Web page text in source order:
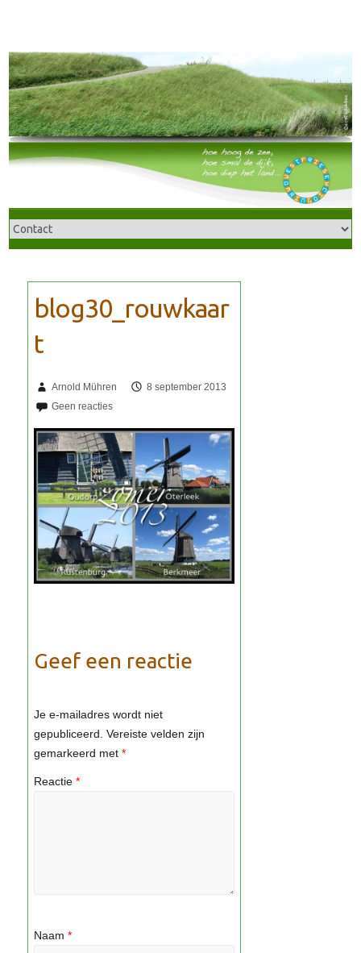
Arnold Mühren 8 september 2013
Geef een reactie
Je e-mailadres wordt niet
gepubliceerd. Vereiste velden zijn
gemarkeerd met *
Reactie *
Naam *